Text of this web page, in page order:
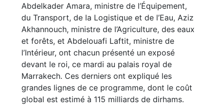
Abdelkader Amara, ministre de l’Équipement,
du Transport, de la Logistique et de l’Eau, Aziz
Akhannouch, ministre de l’Agriculture, des eaux
et forêts, et Abdelouafi Laftit, ministre de
l’Intérieur, ont chacun présenté un exposé
devant le roi, ce mardi au palais royal de
Marrakech. Ces derniers ont expliqué les
grandes lignes de ce programme, dont le coût
global est estimé à 115 milliards de dirhams.